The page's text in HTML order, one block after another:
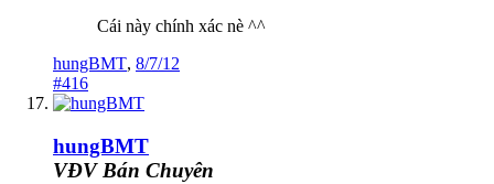
Cái này chính xác nè ^^
hungBMT, 8/7/12
#416
hungBMT
VĐV Bán Chuyên